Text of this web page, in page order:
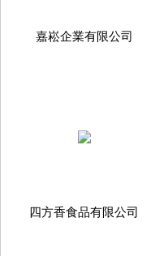
嘉崧企業有限公司
四方香食品有限公司